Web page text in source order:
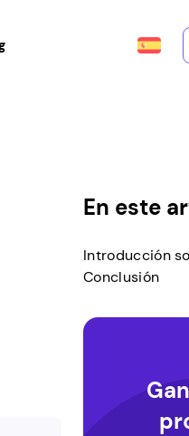
En este
Introducción
Conclusión